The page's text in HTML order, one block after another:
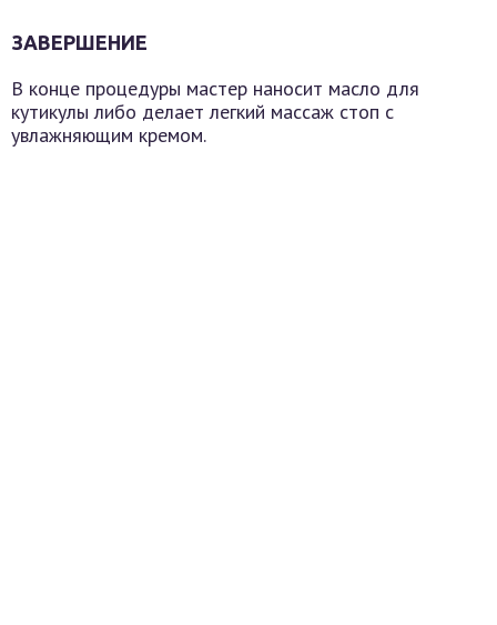
ЗАВЕРШЕНИЕ
В конце процедуры мастер наносит масло для
кутикулы либо делает легкий массаж стоп с
увлажняющим кремом.